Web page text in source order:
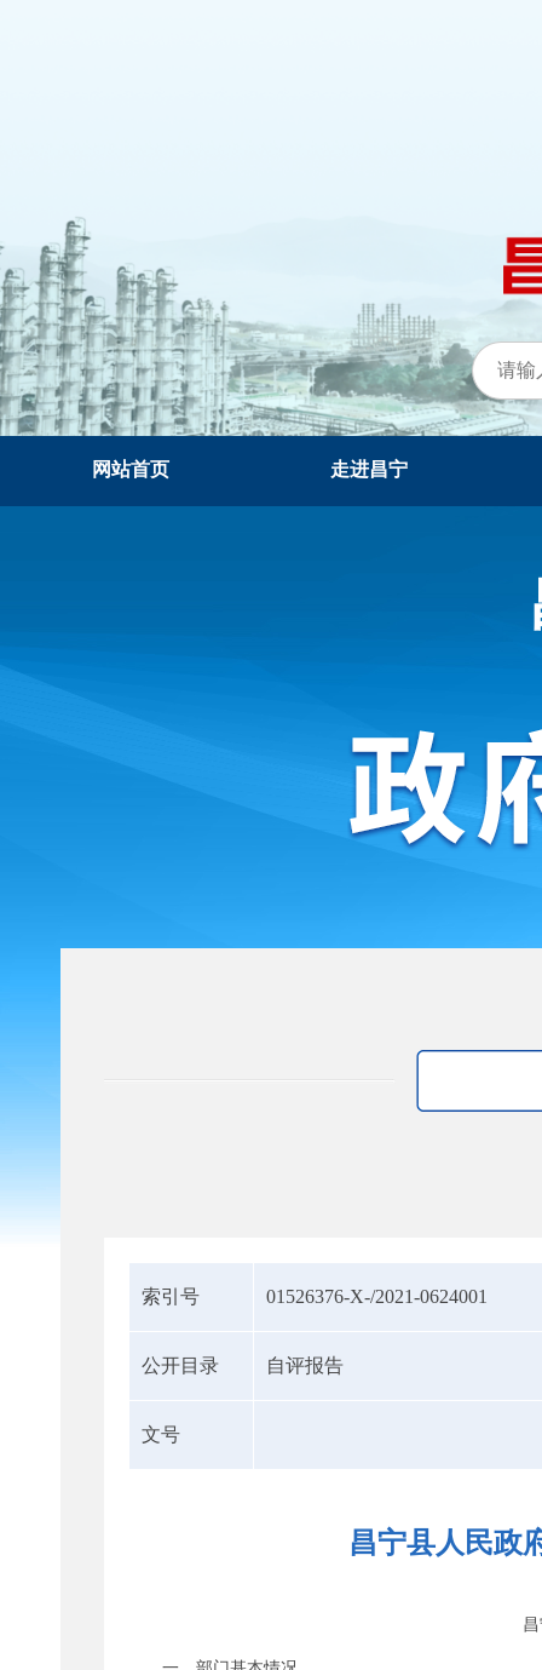
网站首页 走进昌宁
索引号 01526376-X-/2021-0624001
公开目录 自评报告
文号
昌宁县人民政